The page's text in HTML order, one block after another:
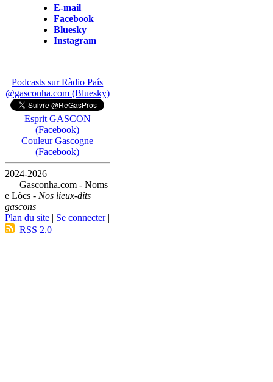
E-mail
Facebook
Bluesky
Instagram
Podcasts sur Ràdio País
@gasconha.com (Bluesky)
Esprit GASCON
(Facebook)
Couleur Gascogne
(Facebook)
2024-2026
— Gasconha.com - Noms
e Lòcs - Nos lieux-dits
gascons
Plan du site | Se connecter|
RSS 2.0